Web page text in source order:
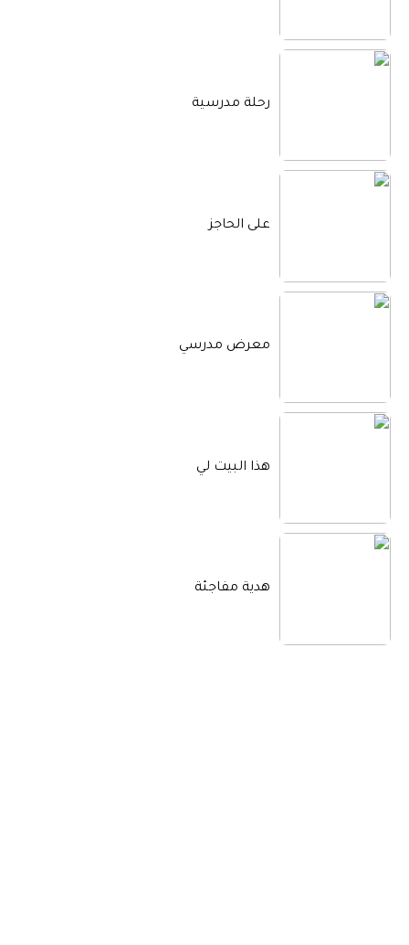
رحلة مدرسية
على الحاجز
معرض مدرسي
هذا البيت لي
هدية مفاجئة